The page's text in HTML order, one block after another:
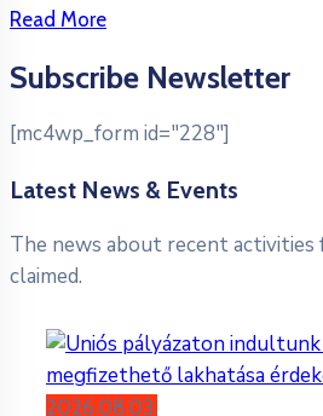
Read More
Subscribe Newsletter
[mc4wp_form id="228"]
Latest News & Events
The news about recent activities
claimed.
2026.08.03.